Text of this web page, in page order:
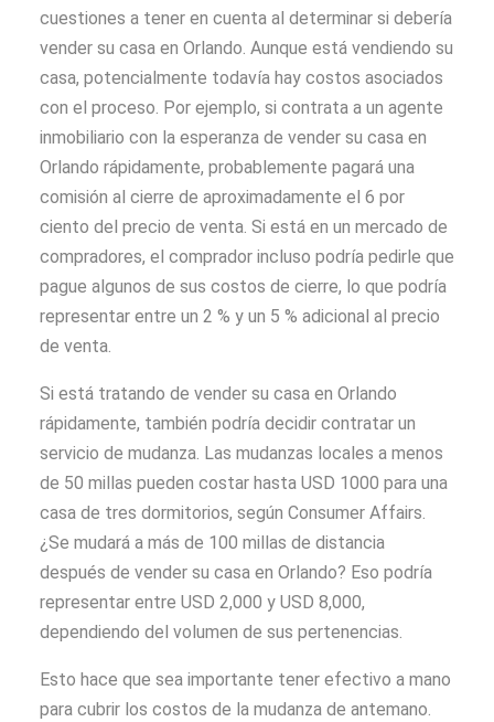
cuestiones a tener en cuenta al determinar si debería
vender su casa en Orlando. Aunque está vendiendo su
casa, potencialmente todavía hay costos asociados
con el proceso. Por ejemplo, si contrata a un agente
inmobiliario con la esperanza de vender su casa en
Orlando rápidamente, probablemente pagará una
comisión al cierre de aproximadamente el 6 por
ciento del precio de venta. Si está en un mercado de
compradores, el comprador incluso podría pedirle que
pague algunos de sus costos de cierre, lo que podría
representar entre un 2 % y un 5 % adicional al precio
de venta.
Si está tratando de vender su casa en Orlando
rápidamente, también podría decidir contratar un
servicio de mudanza. Las mudanzas locales a menos
de 50 millas pueden costar hasta USD 1000 para una
casa de tres dormitorios, según Consumer Affairs.
¿Se mudará a más de 100 millas de distancia
después de vender su casa en Orlando? Eso podría
representar entre USD 2,000 y USD 8,000,
dependiendo del volumen de sus pertenencias.
Esto hace que sea importante tener efectivo a mano
para cubrir los costos de la mudanza de antemano.